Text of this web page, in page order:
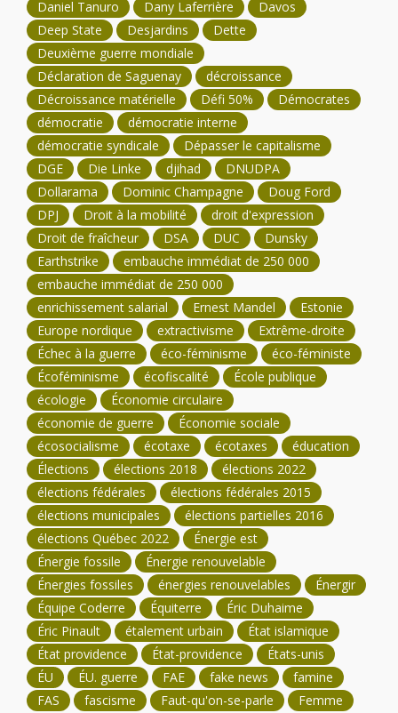
Daniel Tanuro
Dany Laferrière
Davos
Deep State
Desjardins
Dette
Deuxième guerre mondiale
Déclaration de Saguenay
décroissance
Décroissance matérielle
Défi 50%
Démocrates
démocratie
démocratie interne
démocratie syndicale
Dépasser le capitalisme
DGE
Die Linke djihad
DNUDPA
Dollarama
Dominic Champagne
Doug Ford
DPJ
Droit à la mobilité
droit d'expression
Droit de fraîcheur
DSA DUC
Dunsky
Earthstrike
embauche immédiat de 250 000
embauche immédiat de 250 000
enrichissement salarial
Ernest Mandel
Estonie
Europe nordique
extractivisme
Extrême-droite
Échec à la guerre
éco-féminisme
éco-féministe
Écoféminisme
écofiscalité
École publique
écologie
Économie circulaire
économie de guerre
Économie sociale
écosocialisme
écotaxe écotaxes
éducation
Élections
élections 2018
élections 2022
élections fédérales
élections fédérales 2015
élections municipales
élections partielles 2016
élections Québec 2022
Énergie est
Énergie fossile
Énergie renouvelable
Énergies fossiles
énergies renouvelables
Énergir
Équipe Coderre
Équiterre
Éric Duhaime
Éric Pinault
étalement urbain
État islamique
État providence
État-providence
États-unis
ÉU
ÉU. guerre FAE fake news
famine
FAS
fascisme Faut-qu'on-se-parle
Femme